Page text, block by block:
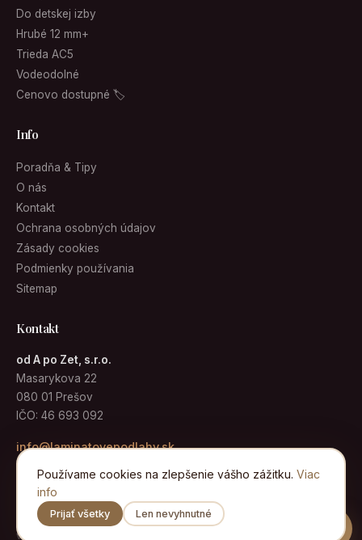
Používame cookies na zlepšenie vášho zážitku. Viac
info
Prijať všetky Len nevyhnutné
Do detskej izby
Hrubé 12 mm+
Trieda AC5
Vodeodolné
Cenovo dostupné 🏷
Info
Poradňa & Tipy
O nás
Kontakt
Ochrana osobných údajov
Zásady cookies
Podmienky používania
Sitemap
Kontakt
od A po Zet, s.r.o.
Masarykova 22
080 01 Prešov
IČO: 46 693 092
info@laminatovepodlahy.sk
© 2026 Laminátové podlahy · od A po Zet, s.r.o. · Všetky práva
vyhradené